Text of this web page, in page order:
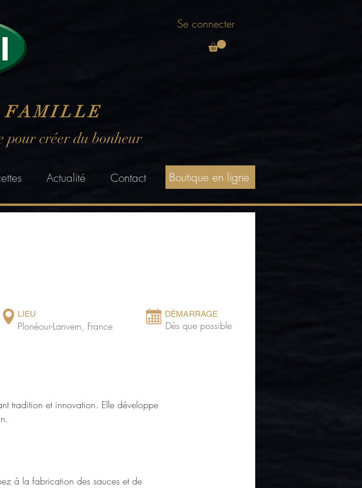
Se connecter
pour créer du bonheur
Actualité Contact Boutique en ligne
LIEU
Plonéour-Lanvern, France
DÉMARRAGE
Dès que possible
tradition et innovation. Elle développe
à la fabrication des sauces et de